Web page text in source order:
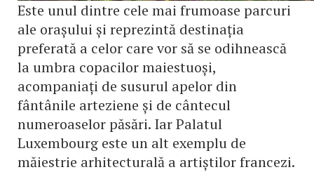
Este unul dintre cele mai frumoase parcuri
ale orașului și reprezintă destinația
preferată a celor care vor să se odihnească
la umbra copacilor maiestuoși,
acompaniați de susurul apelor din
fântânile arteziene și de cântecul
numeroaselor păsări. Iar Palatul
Luxembourg este un alt exemplu de
măiestrie arhitecturală a artiștilor francezi.